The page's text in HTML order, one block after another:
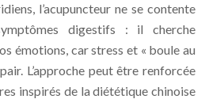
l’acupuncteur ne se contente
digestifs : il cherche
émotions, car stress et « boule au
L’approche peut être renforcée
inspirés de la diététique chinoise